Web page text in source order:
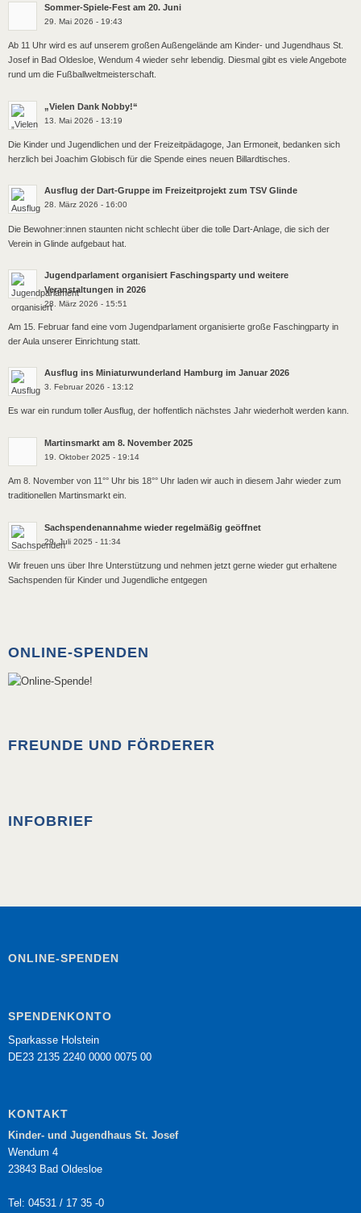
Sommer-Spiele-Fest am 20. Juni
29. Mai 2026 - 19:43
Ab 11 Uhr wird es auf unserem großen Außengelände am Kinder- und Jugendhaus St.
Josef in Bad Oldesloe, Wendum 4 wieder sehr lebendig. Diesmal gibt es viele Angebote
rund um die Fußballweltmeisterschaft.
„Vielen Dank Nobby!“
13. Mai 2026 - 13:19
Die Kinder und Jugendlichen und der Freizeitpädagoge, Jan Ermoneit, bedanken sich
herzlich bei Joachim Globisch für die Spende eines neuen Billardtisches.
Ausflug der Dart-Gruppe im Freizeitprojekt zum TSV Glinde
28. März 2026 - 16:00
Die Bewohner:innen staunten nicht schlecht über die tolle Dart-Anlage, die sich der
Verein in Glinde aufgebaut hat.
Jugendparlament organisiert Faschingsparty und weitere
Veranstaltungen in 2026
28. März 2026 - 15:51
Am 15. Februar fand eine vom Jugendparlament organisierte große Faschingparty in
der Aula unserer Einrichtung statt.
Ausflug ins Miniaturwunderland Hamburg im Januar 2026
3. Februar 2026 - 13:12
Es war ein rundum toller Ausflug, der hoffentlich nächstes Jahr wiederholt werden kann.
Martinsmarkt am 8. November 2025
19. Oktober 2025 - 19:14
Am 8. November von 11°° Uhr bis 18°° Uhr laden wir auch in diesem Jahr wieder zum
traditionellen Martinsmarkt ein.
Sachspendenannahme wieder regelmäßig geöffnet
29. Juli 2025 - 11:34
Wir freuen uns über Ihre Unterstützung und nehmen jetzt gerne wieder gut erhaltene
Sachspenden für Kinder und Jugendliche entgegen
ONLINE-SPENDEN
FREUNDE UND FÖRDERER
INFOBRIEF
ONLINE-SPENDEN
SPENDENKONTO
Sparkasse Holstein
DE23 2135 2240 0000 0075 00
KONTAKT
Kinder- und Jugendhaus St. Josef
Wendum 4
23843 Bad Oldesloe
Tel: 04531 / 17 35 -0